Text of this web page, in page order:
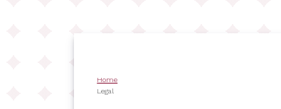
Briciole
Home
Legal